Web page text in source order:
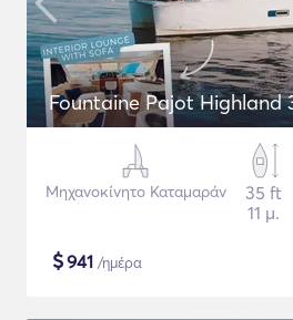
Fountaine Pajot Highland
Μηχανοκίνητο Καταμαράν
35 ft
11 μ.
$941 /ημέρα